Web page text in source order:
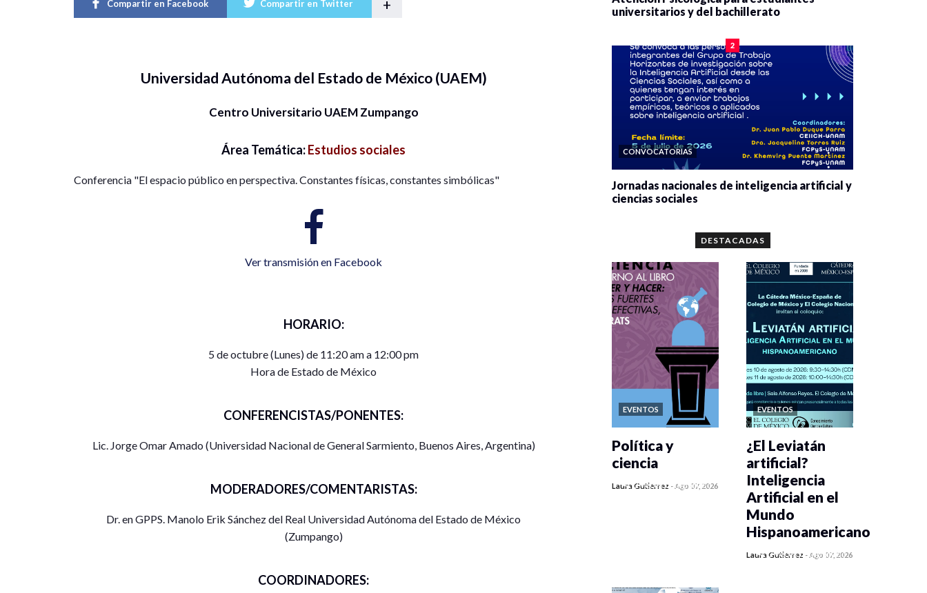
Compartir en Facebook Compartir en Twitter +
Universidad Autónoma del Estado de México (UAEM)
Centro Universitario UAEM Zumpango
Área Temática:Estudios sociales
Conferencia "El espacio público en perspectiva. Constantes físicas, constantes simbólicas"
Ver transmisión en Facebook
HORARIO:
5 de octubre (Lunes) de 11:20 am a 12:00 pm
Hora de Estado de México
CONFERENCISTAS/PONENTES:
Lic. Jorge Omar Amado (Universidad Nacional de General Sarmiento, Buenos Aires, Argentina)
MODERADORES/COMENTARISTAS:
Dr. en GPPS. Manolo Erik Sánchez del Real Universidad Autónoma del Estado de México
(Zumpango)
COORDINADORES:
universitarios y del bachillerato
2
CONVOCATORIAS
Jornadas nacionales de inteligencia artificial y
ciencias sociales
DESTACADAS
EVENTOS
0 veces compartido
Política y
ciencia
Laura Gutiérrez -Ago 07, 2026
EVENTOS
0 veces compartido
¿El Leviatán
artificial?
Inteligencia
Artificial en el
Mundo
Hispanoamericano
Laura Gutiérrez -Ago 07, 2026